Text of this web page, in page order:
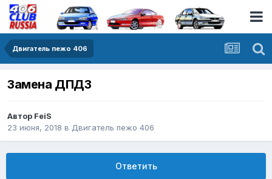
Двигатель пежо 406
Замена ДПДЗ
Автор FeiS
23 июня, 2018 в Двигатель пежо 406
Ответить